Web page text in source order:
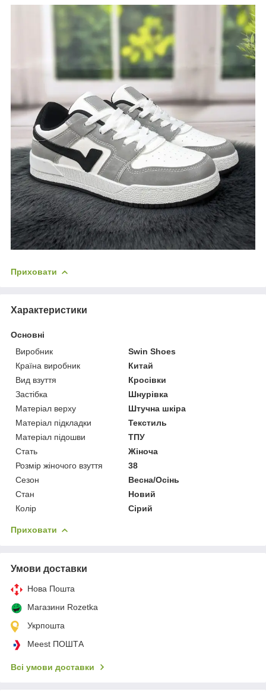
Приховати
Характеристики
Основні
Виробник
Swin Shoes
Країна виробник
Китай
Вид взуття
Кросівки
Застібка
Шнурівка
Матеріал верху
Штучна шкіра
Матеріал підкладки
Текстиль
Матеріал підошви
ТПУ
Стать
Жіноча
Розмір жіночого взуття
38
Сезон
Весна/Осінь
Стан
Новий
Колір
Сірий
Приховати
Умови доставки
Нова Пошта
Магазини Rozetka
Укрпошта
Meest ПОШТА
Всі умови доставки